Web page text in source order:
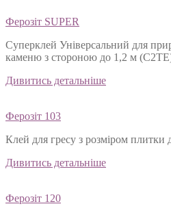
Ферозіт SUPER
Суперклей Універсальний для
каменю з стороною до 1,2 м
Дивитись детальніше
Ферозіт 103
Клей для гресу з розміром плитки
Дивитись детальніше
Ферозіт 120